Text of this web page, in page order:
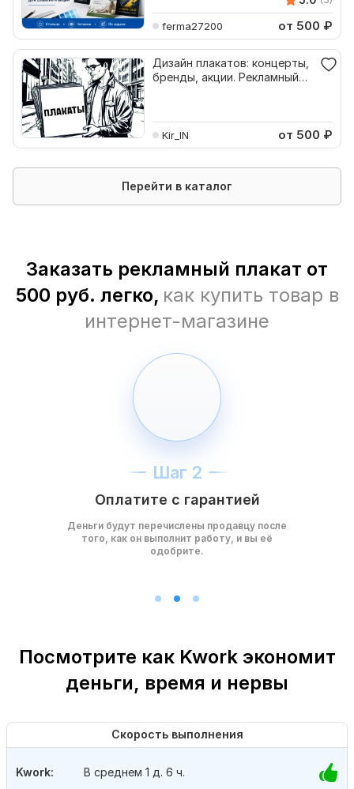
ferma27200 от 500 ₽
Дизайн плакатов: концерты,
бренды, акции. Рекламный
Kir_IN от 500 ₽
Перейти в каталог
Заказать рекламный плакат от
500 руб. легко, как купить товар в
интернет-магазине
Шаг 2
Оплатите с гарантией
Деньги будут перечислены продавцу после
того, как он выполнит работу, и вы её
одобрите.
Посмотрите как Kwork экономит
деньги, время и нервы
Скорость выполнения
Kwork: В среднем 1 д. 6 ч.